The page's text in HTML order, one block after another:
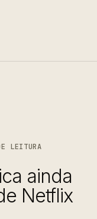
LEITURA
ainda
Netflix